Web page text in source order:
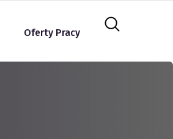
Oferty Pracy